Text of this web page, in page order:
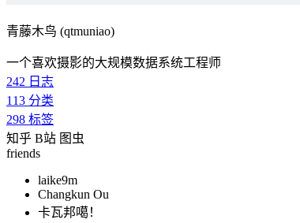
青藤木鸟 (qtmuniao)
一个喜欢摄影的大规模数据系统工程师
242 日志
113 分类
298 标签
知乎 B站 图虫
friends
laike9m
Changkun Ou
卡瓦邦噶！